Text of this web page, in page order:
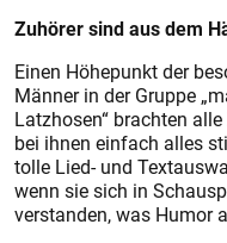
Zuhörer sind aus dem
Einen Höhepunkt der
Männer in der Gruppe
Latzhosen“ brachten
bei ihnen einfach alles
tolle Lied- und
wenn sie sich in
verstanden, was Humor